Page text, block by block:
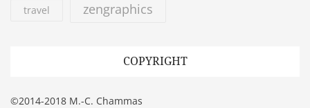
travel zengraphics
COPYRIGHT
©2014-2018 M.-C. Chammas